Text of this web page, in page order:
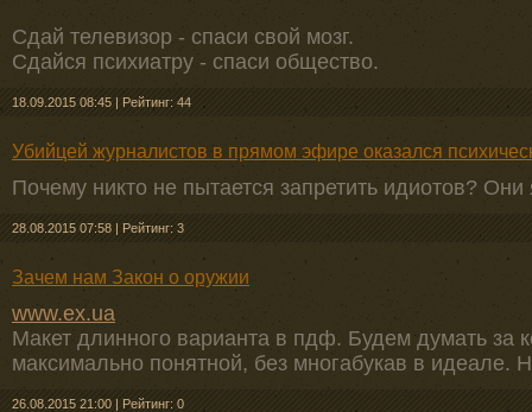
Сдай телевизор - спаси свой мозг.
Сдайся психиатру - спаси общество.
18.09.2015 08:45 | Рейтинг: 44
Убийцей журналистов в прямом эфире оказался
Почему никто не пытается запретить идиотов?
28.08.2015 07:58 | Рейтинг: 3
Зачем нам Закон о оружии
www.ex.ua
Макет длинного варианта в пдф. Будем думать за
максимально понятной, без многабукав в идеале.
26.08.2015 21:00 | Рейтинг: 0